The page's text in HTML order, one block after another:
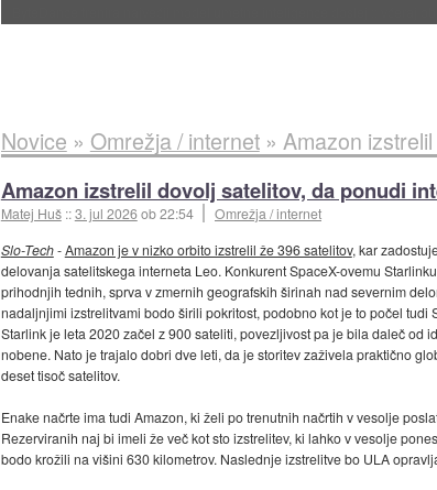
Novice » Omrežja / internet» Amazon
Amazon izstrelil dovolj satelitov, da ponudi
Matej Huš ::3. jul 2026ob 22:54
Omrežja / internet
Slo-Tech-Amazon je v nizko orbito izstrelil že 396 satelitov, kar
delovanja satelitskega interneta Leo. Konkurent SpaceX-ovemu
prihodnjih tednih, sprva v zmernih geografskih širinah nad severnim
nadaljnjimi izstrelitvami bodo širili pokritost, podobno kot je to počel tudi
Starlink je leta 2020 začel z 900 sateliti, povezljivost pa je bila daleč od
nobene. Nato je trajalo dobri dve leti, da je storitev zaživela praktično
deset tisoč satelitov.
Enake načrte ima tudi Amazon, ki želi po trenutnih načrtih v vesolje
Rezerviranih naj bi imeli že več kot sto izstrelitev, ki lahko v vesolje
bodo krožili na višini 630 kilometrov. Naslednje izstrelitve bo ULA